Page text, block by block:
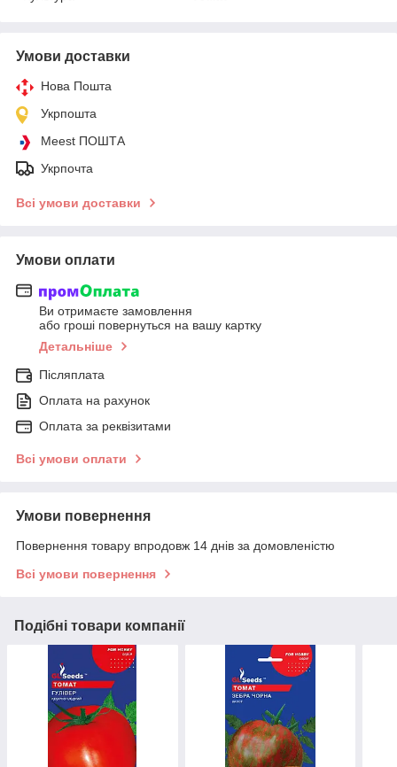
Умови доставки
Нова Пошта
Укрпошта
Meest ПОШТА
Укрпочта
Всі умови доставки
Умови оплати
Ви отримаєте замовлення
або гроші повернуться на вашу картку
Детальніше
Післяплата
Оплата на рахунок
Оплата за реквізитами
Всі умови оплати
Умови повернення
Повернення товару впродовж 14 днів за домовленістю
Всі умови повернення
Подібні товари компанії